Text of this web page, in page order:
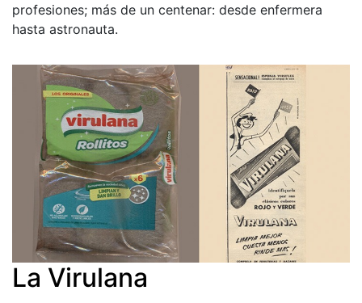
profesiones; más de un centenar: desde enfermera
hasta astronauta.
La Virulana